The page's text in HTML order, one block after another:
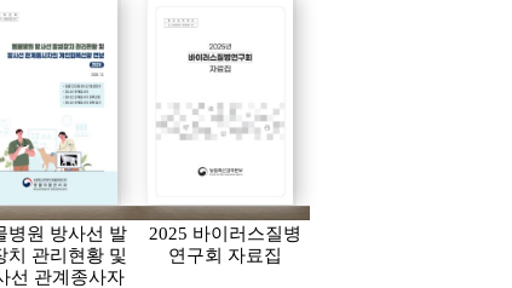
병원 방사선 발
치 관리현황 및
선 관계종사자
2025 바이러스질병
연구회 자료집